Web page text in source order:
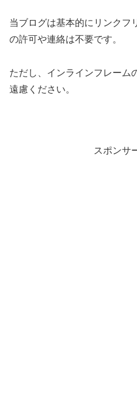
当ブログは基本的にリンクフ
の許可や連絡は不要です。
ただし、インラインフレーム
遠慮ください。
スポンサ